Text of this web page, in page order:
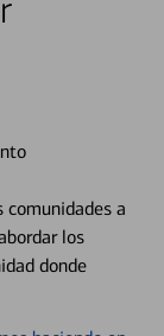
comunidades a
los
donde